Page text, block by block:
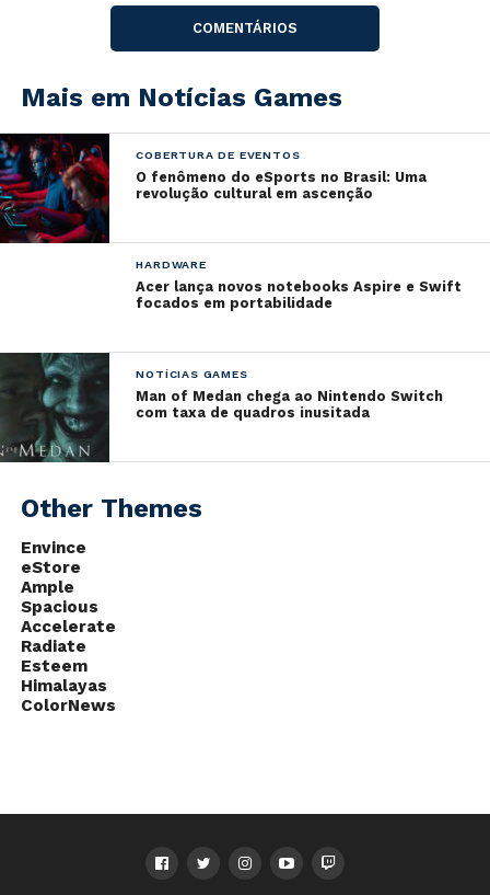
Bayonetta & Vanquish10th Anniversary Bundle
no Japãoem maio.
COMENTÁRIOS
Mais em Notícias Games
COBERTURA DE EVENTOS
O fenômeno do eSports no Brasil: Uma
revolução cultural em ascenção
HARDWARE
Acer lança novos notebooks Aspire e Swift
focados em portabilidade
NOTÍCIAS GAMES
Man of Medan chega ao Nintendo Switch
com taxa de quadros inusitada
Other Themes
Envince
eStore
Ample
Spacious
Accelerate
Radiate
Esteem
Himalayas
ColorNews